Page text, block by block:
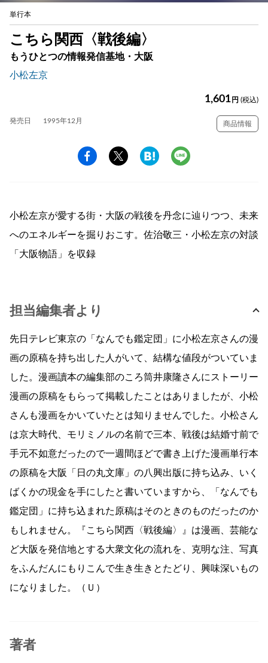
単行本
こちら関西〈戦後編〉
もうひとつの情報発信基地・大阪
小松左京
1,601 円 (税込)
発売日 1995年12月 商品情報
小松左京が愛する街・大阪の戦後を丹念に辿りつつ、未来
へのエネルギーを掘りおこす。佐治敬三・小松左京の対談
「大阪物語」を収録
担当編集者より
先日テレビ東京の「なんでも鑑定団」に小松左京さんの漫
画の原稿を持ち出した人がいて、結構な値段がついていま
した。漫画讀本の編集部のころ筒井康隆さんにストーリー
漫画の原稿をもらって掲載したことはありましたが、小松
さんも漫画をかいていたとは知りませんでした。小松さん
は京大時代、モリミノルの名前で三本、戦後は結婚寸前で
手元不如意だったので一週間ほどで書き上げた漫画単行本
の原稿を大阪「日の丸文庫」の八興出版に持ち込み、いく
ばくかの現金を手にしたと書いていますから、「なんでも
鑑定団」に持ち込まれた原稿はそのときのものだったのか
もしれません。『こちら関西〈戦後編〉』は漫画、芸能な
ど大阪を発信地とする大衆文化の流れを、克明な注、写真
をふんだんにもりこんで生き生きとたどり、興味深いもの
になりました。（Ｕ）
著者